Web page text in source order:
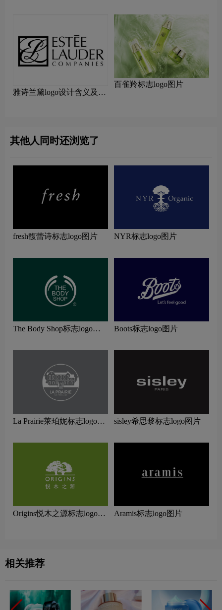
雅诗兰黛logo设计含义及设
百雀羚标志logo图片
其他人同时还浏览了
fresh馥蕾诗标志logo图片 NYR标志logo图片
The Body Shop标志logo图
Boots标志logo图片
La Prairie莱珀妮标志logo图
sisley希思黎标志logo图片
Origins悦木之源标志logo图
Aramis标志logo图片
相关推荐